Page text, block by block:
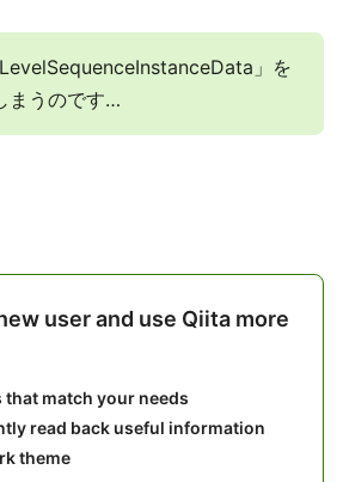
」を
まうのです…
user and use Qiita more
that match your needs
read back useful information
theme